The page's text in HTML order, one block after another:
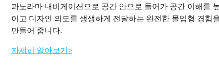
파노라마 내비게이션으로 공간 안으로 들어가 공간 이해를
이고 디자인 의도를 생생하게 전달하는 완전한 몰입형 경험
만들어 줍니다.
자세히 알아보기>